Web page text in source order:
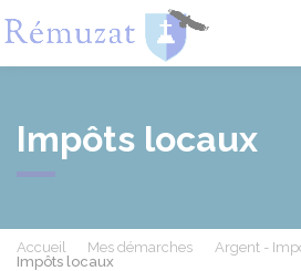
Impôts locaux
Accueil Mes démarches
Argent -
Impôts locaux